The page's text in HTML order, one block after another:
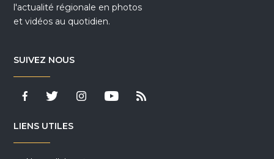
l'actualité régionale en photos
et vidéos au quotidien.
SUIVEZ NOUS
LIENS UTILES